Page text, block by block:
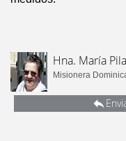
Hna. María
Misionera